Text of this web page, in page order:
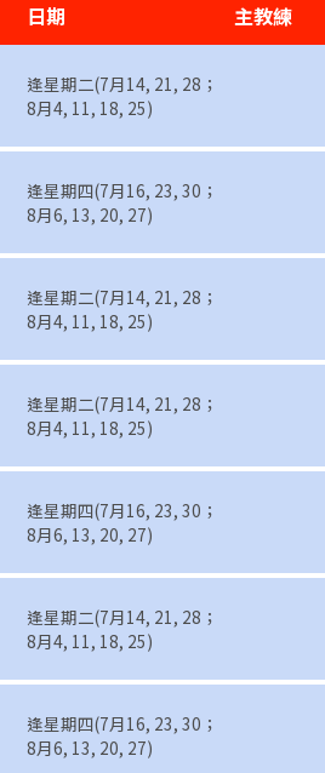
日期 主教練
逢星期二(7月14, 21, 28；
8月4, 11, 18, 25)
逢星期四(7月16, 23, 30；
8月6, 13, 20, 27)
逢星期二(7月14, 21, 28；
8月4, 11, 18, 25)
逢星期二(7月14, 21, 28；
8月4, 11, 18, 25)
逢星期四(7月16, 23, 30；
8月6, 13, 20, 27)
逢星期二(7月14, 21, 28；
8月4, 11, 18, 25)
逢星期四(7月16, 23, 30；
8月6, 13, 20, 27)